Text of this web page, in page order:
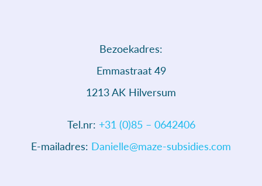
Bezoekadres:
Emmastraat 49
1213 AK Hilversum
Tel.nr: +31 (0)85 – 0642406
E-mailadres: Danielle@maze-subsidies.com